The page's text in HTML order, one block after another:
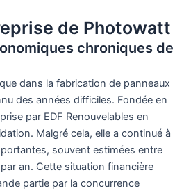
de Photowatt
chroniques de
dans la fabrication de panneaux
des années difficiles. Fondée en
par EDF Renouvelables en
Malgré cela, elle a continué à
souvent estimées entre
an. Cette situation financière
partie par la concurrence